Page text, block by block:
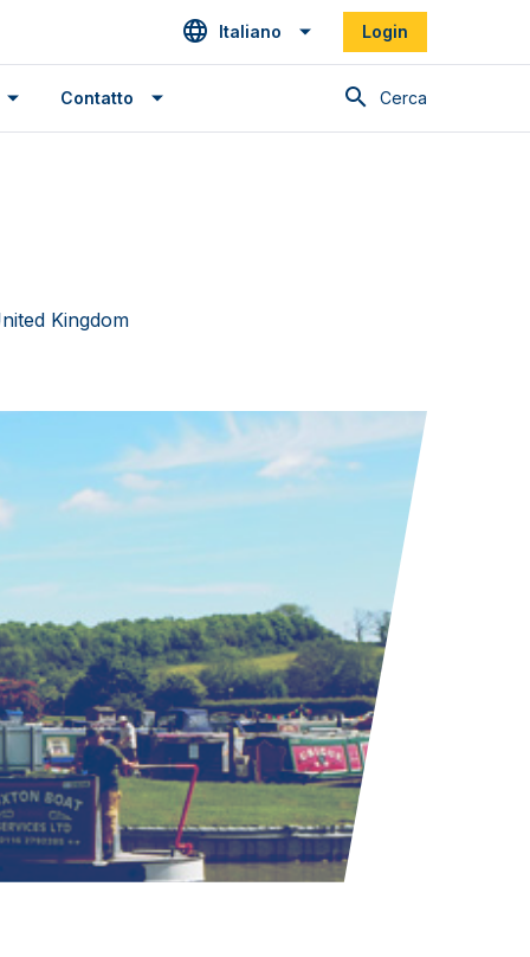
Italiano Login
Cerca
Contatto
Kingdom